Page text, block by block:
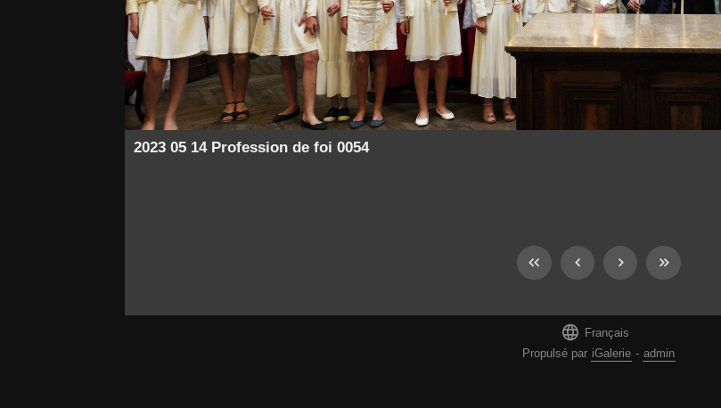
2023 05 14 Profession de foi 0054
 Français
Propulsé par iGalerie - admin